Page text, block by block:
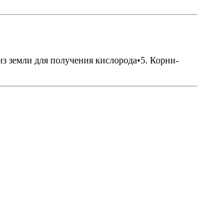
земли для получения кислорода•5. Корни-